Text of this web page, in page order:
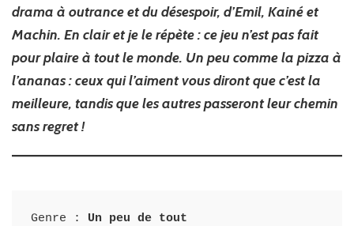
drama à outrance et du désespoir, d’Emil, Kainé et
Machin. En clair et je le répète : ce jeu n’est pas fait
pour plaire à tout le monde. Un peu comme la pizza à
l’ananas : ceux qui l’aiment vous diront que c’est la
meilleure, tandis que les autres passeront leur chemin
sans regret !
Genre :
Un peu de tout